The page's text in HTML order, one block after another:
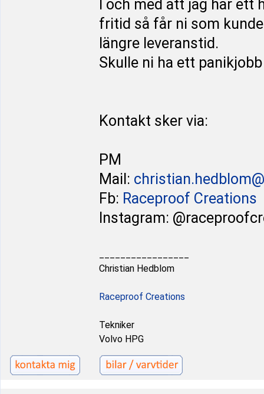
I och med att jag har ett
fritid så får ni som
längre leveranstid.
Skulle ni ha ett
Kontakt sker via:
PM
Mail:
Fb: Raceproof Creations
Instagram:
Christian Hedblom
Raceproof Creations
Tekniker
Volvo HPG